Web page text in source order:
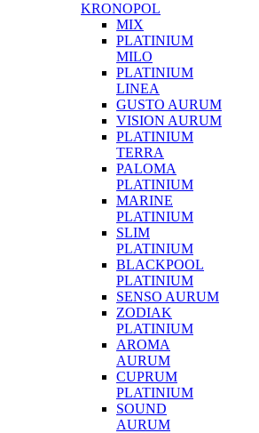
KRONOPOL
MIX
PLATINIUM
MILO
PLATINIUM
LINEA
GUSTO AURUM
VISION AURUM
PLATINIUM
TERRA
PALOMA
PLATINIUM
MARINE
PLATINIUM
SLIM
PLATINIUM
BLACKPOOL
PLATINIUM
SENSO AURUM
ZODIAK
PLATINIUM
AROMA
AURUM
CUPRUM
PLATINIUM
SOUND
AURUM